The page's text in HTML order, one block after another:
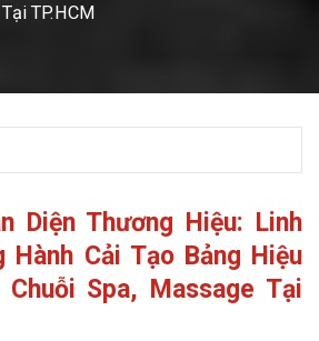
TP.HCM
Diện Thương Hiệu: Linh
Hành Cải Tạo Bảng Hiệu
Spa, Massage Tại